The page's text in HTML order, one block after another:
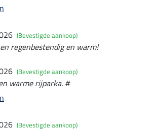
(Bevestigde aankoop)
regenbestendig en warm!
(Bevestigde aankoop)
warme rijparka. #
(Bevestigde aankoop)